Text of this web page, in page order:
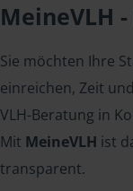
MeineVLH
Sie möchten Ihre
einreichen, Zeit
VLH-Beratung in
Mit MeineVLH ist
transparent.